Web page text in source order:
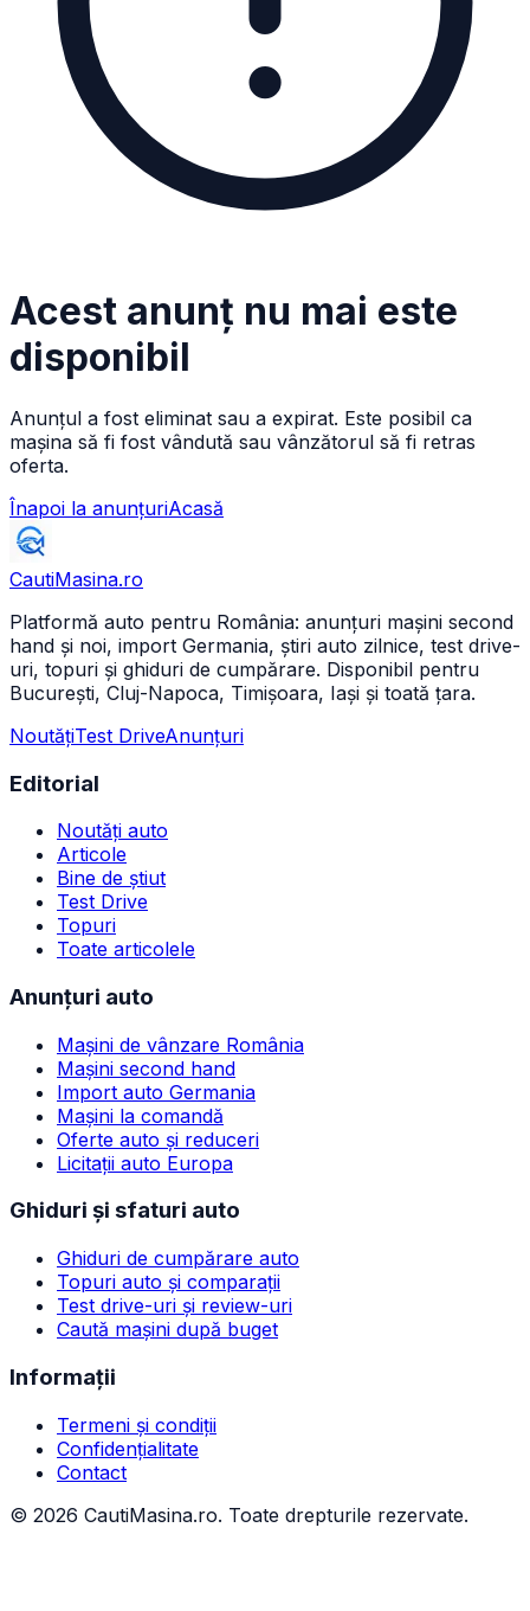
Acest anunț nu mai este
disponibil
Anunțul a fost eliminat sau a expirat. Este posibil ca
mașina să fi fost vândută sau vânzătorul să fi retras
oferta.
Înapoi la anunțuriAcasă
CautiMasina.ro
Platformă auto pentru România: anunțuri mașini second
hand și noi, import Germania, știri auto zilnice, test drive-
uri, topuri și ghiduri de cumpărare. Disponibil pentru
București, Cluj-Napoca, Timișoara, Iași și toată țara.
NoutățiTest DriveAnunțuri
Editorial
Noutăți auto
Articole
Bine de știut
Test Drive
Topuri
Toate articolele
Anunțuri auto
Mașini de vânzare România
Mașini second hand
Import auto Germania
Mașini la comandă
Oferte auto și reduceri
Licitații auto Europa
Ghiduri și sfaturi auto
Ghiduri de cumpărare auto
Topuri auto și comparații
Test drive-uri și review-uri
Caută mașini după buget
Informații
Termeni și condiții
Confidențialitate
Contact
© 2026 CautiMasina.ro. Toate drepturile rezervate.